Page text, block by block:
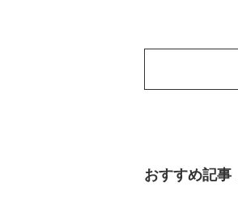
おすすめ記事